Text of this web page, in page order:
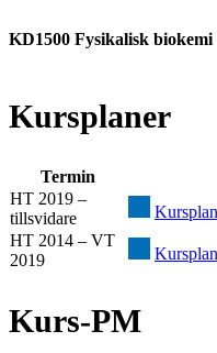
KD1500 Fysikalisk biokemi
Kursplaner
Termin
HT 2019 –
tillsvidare
HT 2014 – VT
2019
Kurs-PM